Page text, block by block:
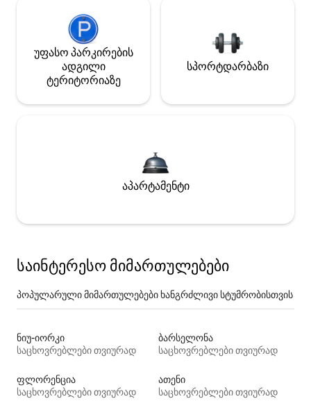
უფასო პარკირების
ადგილი
ტერიტორიაზე
სპორტდარბაზი
აპარტამენტი
საინტერესო მიმართულებები
პოპულარული მიმართულებები ხანგრძლივი სტუმრობისთვის
ნიუ-იორკი
საცხოვრებლები თვიურად
ბარსელონა
საცხოვრებლები თვიურად
ფლორენცია
საცხოვრებლები თვიურად
ათენი
საცხოვრებლები თვიურად